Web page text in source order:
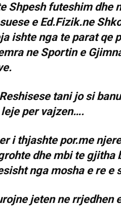
Shpesh futeshim dhe
e Ed.Fizik.ne
ishte nga te parat
ne Sportin e
tani jo si
leje per vajzen….
i thjashte por.me
dhe mbi te
nga mosha e re e
jeten ne rrjedhen